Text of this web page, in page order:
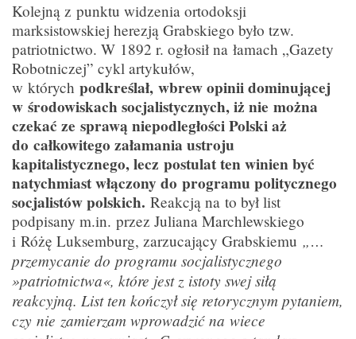
Kolejną z punktu widzenia ortodoksji
marksistowskiej herezją Grabskiego było tzw.
patriotnictwo. W 1892 r. ogłosił na łamach „Gazety
Robotniczej” cykl artykułów,
w których podkreślał, wbrew opinii dominującej
w środowiskach socjalistycznych, iż nie można
czekać ze sprawą niepodległości Polski aż
do całkowitego załamania ustroju
kapitalistycznego, lecz postulat ten winien być
natychmiast włączony do programu politycznego
socjalistów polskich. Reakcją na to był list
podpisany m.in. przez Juliana Marchlewskiego
i Różę Luksemburg, zarzucający Grabskiemu „…
przemycanie do programu socjalistycznego
»patriotnictwa«, które jest z istoty swej siłą
reakcyjną. List ten kończył się retorycznym pytaniem,
czy nie zamierzam wprowadzić na wiece